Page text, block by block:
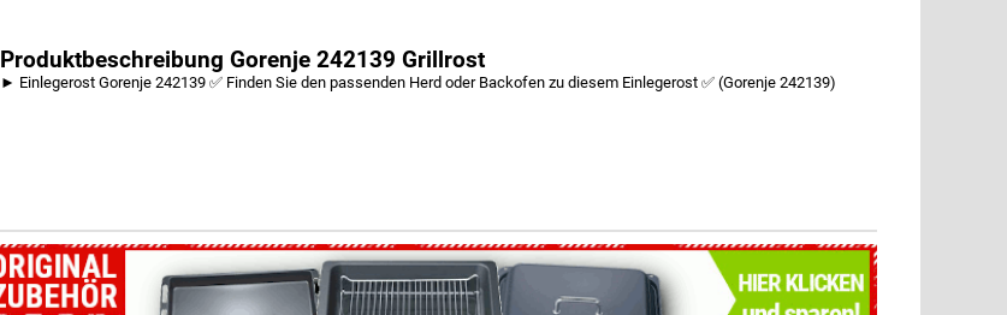
Produktbeschreibung Gorenje 242139 Grillrost
► Einlegerost Gorenje 242139 ✅ Finden Sie den passenden Herd oder Backofen zu diesem Einlegerost ✅ (Gorenje 242139)